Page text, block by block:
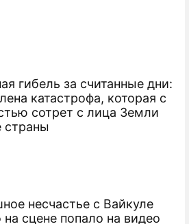
гибель за считанные дни:
катастрофа, которая с
сотрет с лица Земли
страны
несчастье с Вайкуле
сцене попало на видео